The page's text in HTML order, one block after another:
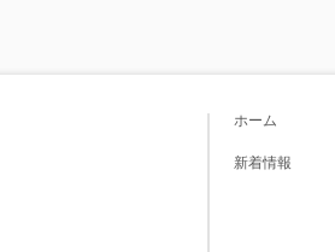
ホーム
新着情報